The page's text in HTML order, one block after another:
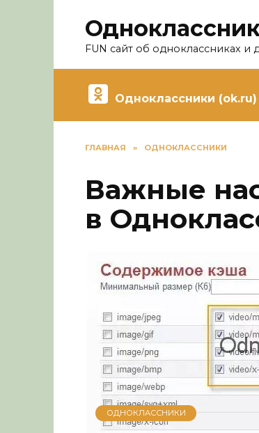
FUN сайт об одноклассниках и
Одноклассники (ok.ru)
ГЛАВНАЯ » ОДНОКЛАССНИКИ
Важные
в
ОДНОКЛАССНИКИ